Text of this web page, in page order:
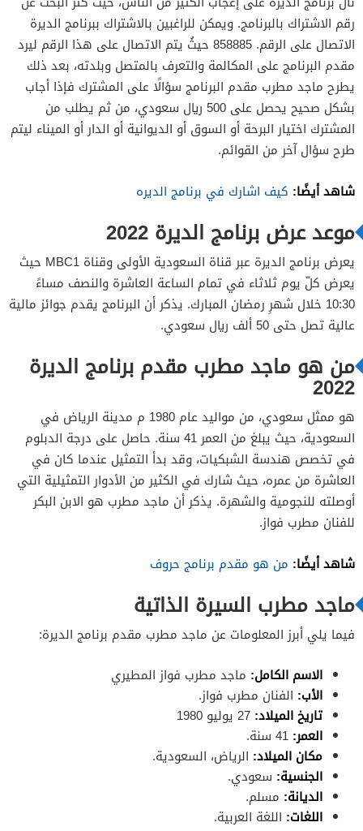
رقم الاشتراك بالبرنامج. ويمكن للراغبين بالاشتراك ببرنامج الديرة
الاتصال على الرقم. 858885 حيثُ يتم الاتصال على هذا الرقم ليرد
مقدم البرنامج على المكالمة والتعرف بالمتصل وبلدته، بعد ذلك
يطرح ماجد مطرب مقدم البرنامج سؤالًا على المشترك فإذا أجاب
بشكل صحيح يحصل على 500 ريال سعودي، من ثم يطلب من
المشترك اختيار البرحة أو السوق أو الديوانية أو الدار أو الميناء ليتم
طرح سؤال آخر من القوائم.
شاهد أيضًا: كيف اشارك في برنامج الديره
موعد عرض برنامج الديرة 2022
يعرض برنامج الديرة عبر قناة السعودية الأولى وقناة MBC1 حيث
يعرض كلّ يوم ثلاثاء في تمام الساعة العاشرة والنصف مساءً
10:30 خلال شهرِ رمضان المبارك. يذكر أن البرنامج يقدم جوائز مالية
عالية تصل حتى 50 ألف ريال سعودي.
من هو ماجد مطرب مقدم برنامج الديرة
2022
هو ممثل سعودي، من مواليد عام 1980 م مدينة الرياض في
السعودية، حيث يبلغ من العمر 41 سنة. حاصل على درجة الدبلوم
في تخصص هندسة الشبكيات، وقد بدأ التمثيل عندما كان في
العاشرة من عمره، حيث شارك في الكثير من الأدوار التمثيلية التي
أوصلته للنجومية والشهرة. يذكر أن ماجد مطرب هو الابن البكر
للفنان مطرب فواز.
شاهد أيضًا: من هو مقدم برنامج حروف
ماجد مطرب السيرة الذاتية
فيما يلي أبرز المعلومات عن ماجد مطرب مقدم برنامج الديرة:
الاسم الكامل: ماجد مطرب فواز المطيري
الأب: الفنان مطرب فواز.
تاريخ الميلاد:
العمر:
مكان الميلاد: الرياض، السعودية.
الجنسية: سعودي.
الديانة: مسلم.
اللغات: اللغة العربية.